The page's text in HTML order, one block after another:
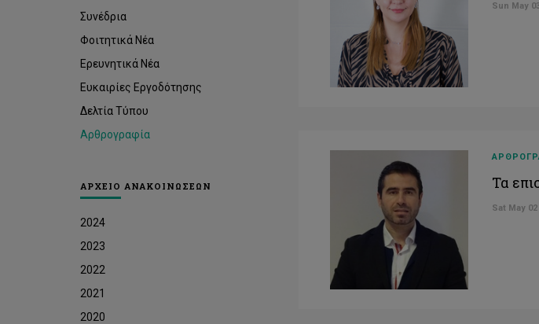
Συνέδρια
Φοιτητικά Νέα
Ερευνητικά Νέα
Ευκαιρίες Εργοδότησης
Δελτία Τύπου
Αρθρογραφία
ΑΡΧΕΙΟ ΑΝΑΚΟΙΝΩΣΕΩΝ
2024
2023
2022
2021
2020
Sun May
Τα
Sat May 02